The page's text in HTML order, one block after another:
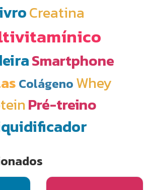
Creatina
Smartphone
Colágeno Whey
Pré-treino